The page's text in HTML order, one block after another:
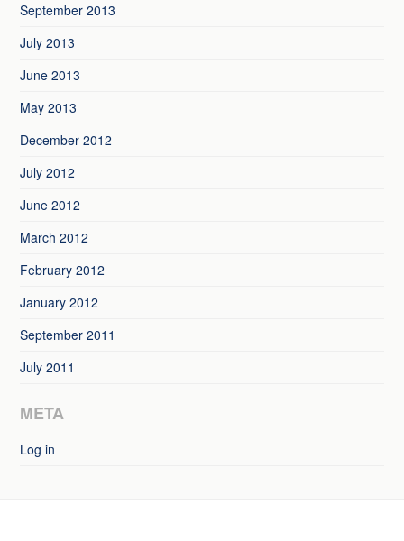
September 2013
July 2013
June 2013
May 2013
December 2012
July 2012
June 2012
March 2012
February 2012
January 2012
September 2011
July 2011
META
Log in